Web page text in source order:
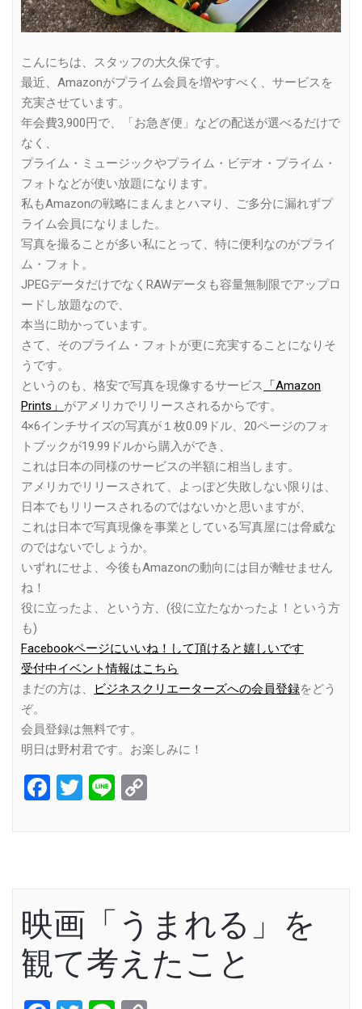
こんにちは、スタッフの大久保です。
最近、Amazonがプライム会員を増やすべく、サービスを
充実させています。
年会費3,900円で、「お急ぎ便」などの配送が選べるだけで
なく、
プライム・ミュージックやプライム・ビデオ・プライム・
フォトなどが使い放題になります。
私もAmazonの戦略にまんまとハマり、ご多分に漏れずプ
ライム会員になりました。
写真を撮ることが多い私にとって、特に便利なのがプライ
ム・フォト。
JPEGデータだけでなくRAWデータも容量無制限でアップロ
ードし放題なので、
本当に助かっています。
さて、そのプライム・フォトが更に充実することになりそ
うです。
というのも、格安で写真を現像するサービス
「Amazon
Prints」 がアメリカでリリースされるからです。
4×6インチサイズの写真が１枚0.09ドル、20ページのフォ
トブックが19.99ドルから購入ができ、
これは日本の同様のサービスの半額に相当します。
アメリカでリリースされて、よっぽど失敗しない限りは、
日本でもリリースされるのではないかと思いますが、
これは日本で写真現像を事業としている写真屋には脅威な
のではないでしょうか。
いずれにせよ、今後もAmazonの動向には目が離せません
ね！
役に立ったよ、という方、(役に立たなかったよ！という方
も)
Facebookページにいいね！して頂けると嬉しいです
受付中イベント情報はこちら
まだの方は、
ビジネスクリエーターズへの会員登録をどう
ぞ。
会員登録は無料です。
明日は野村君です。お楽しみに！
Facebook
Twitter
Line
映画「うまれる」を
観て考えたこと